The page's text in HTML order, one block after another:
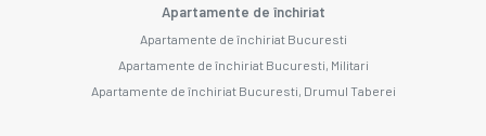
Apartamente de închiriat
Apartamente de închiriat Bucuresti
Apartamente de închiriat Bucuresti, Militari
Apartamente de închiriat Bucuresti, Drumul Taberei